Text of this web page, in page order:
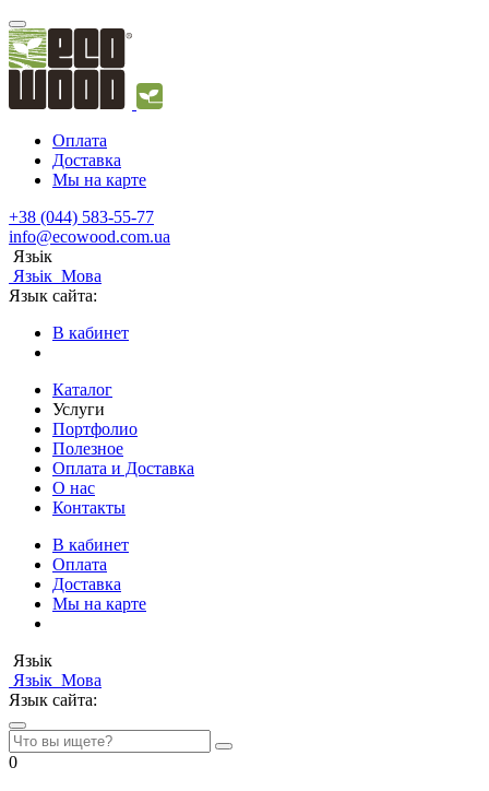
Оплата
Доставка
Мы на карте
+38 (044) 583-55-77
info@ecowood.com.ua
Язьік
Язьік Мова
Язык сайта:
В кабинет
Каталог
Услуги
Портфолио
Полезное
Оплата и Доставка
О нас
Контакты
В кабинет
Оплата
Доставка
Мы на карте
Язьік
Язьік Мова
Язык сайта:
0